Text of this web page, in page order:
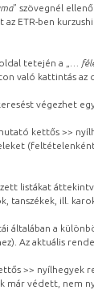
” szövegnél
ETR-ben
tetején a „ …
való kattintás az
végezhet
kettős >>
listákat
tanszékek, ill.
általában a
Az aktuális
>> nyílhegyek
védett, nem